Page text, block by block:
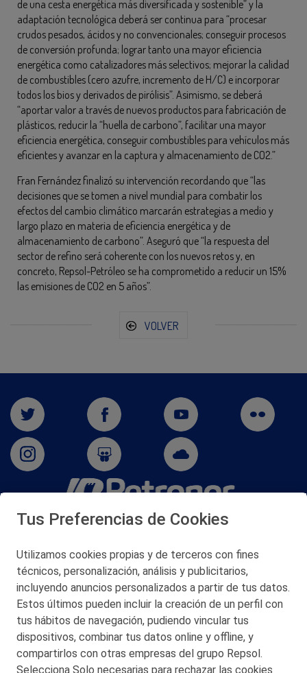
de una cesta energética más diversificada y sostenible” y la
adaptación tecnológica deberá ser continua para “procesar
crudos pesados, ácidos y no convencionales; conseguir procesos
de conversión profunda; lograr tanto una mayor eficiencia
energética como catalizadores más selectivos; mejorar la calidad
de combustibles (cero azufre, incremento de H/C) e incorporar
todos los bios y derivados de pirólisis”. Asimismo, se deberá
“aportar valor a través de nuevos productos para fabricación de
plásticos, reducir la “huella de carbono”, facilitar una mayor
eficiencia energética, conseguir combustibles para vehículos más
eficientes y avanzar en la captura y almacenamiento de CO2.”
Fran Fernández finalizó su intervención recordando que “las
decisiones que se tomen a nivel mundial para combatir los
efectos del cambio climático marcarán estrategias a medio y
largo plazo en materia de eficiencia energética y de
almacenamiento de carbono”. Aseguró que “la respuesta del
sector de refino será coherente con los nuevos retos y, en
concreto, Repsol-Petróleo se ha comprometido a reducir un 15%
las emisiones de CO2 en 5 años”.
VOLVER
San Martín 5-Edificio Muñatones,
© 2026 Petronor S.A.
CONTACTO
Tus Preferencias de Cookies
Utilizamos cookies propias y de terceros con fines
técnicos, personalización, análisis y publicitarios,
incluyendo anuncios personalizados a partir de tus datos.
Estos últimos pueden incluir la creación de un perfil con
tus hábitos de navegación, pudiendo vincular tus
dispositivos, combinar tus datos online y offline, y
compartirlos con otras empresas del grupo Repsol.
Selecciona Solo necesarias para rechazar las cookies